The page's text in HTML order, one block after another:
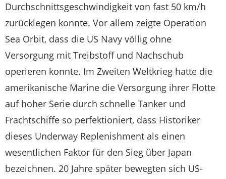
Durchschnittsgeschwindigkeit von fast 50 km/h
zurücklegen konnte. Vor allem zeigte Operation
Sea Orbit, dass die US Navy völlig ohne
Versorgung mit Treibstoff und Nachschub
operieren konnte. Im Zweiten Weltkrieg hatte die
amerikanische Marine die Versorgung ihrer Flotte
auf hoher Serie durch schnelle Tanker und
Frachtschiffe so perfektioniert, dass Historiker
dieses Underway Replenishment als einen
wesentlichen Faktor für den Sieg über Japan
bezeichnen. 20 Jahre später bewegten sich US-